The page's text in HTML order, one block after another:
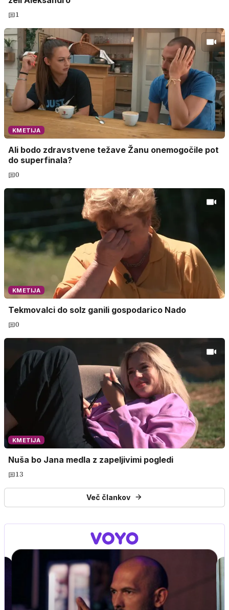
1
KMETIJA
Ali bodo zdravstvene težave Žanu onemogočile pot
do superfinala?
0
KMETIJA
Tekmovalci do solz ganili gospodarico Nado
0
KMETIJA
Nuša bo Jana medla z zapeljivimi pogledi
13
Več člankov